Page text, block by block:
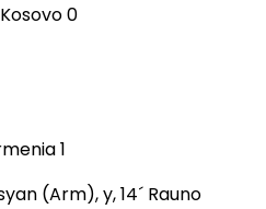
0
1
(Arm), y, 14´ Rauno